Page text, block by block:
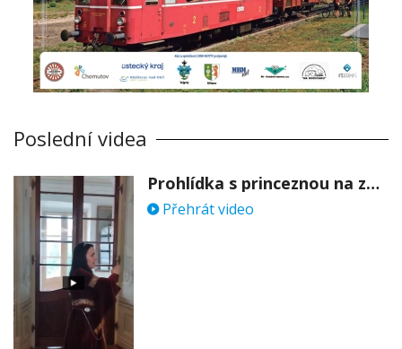
Poslední videa
Prohlídka s princeznou na zámku Stekník
Přehrát video